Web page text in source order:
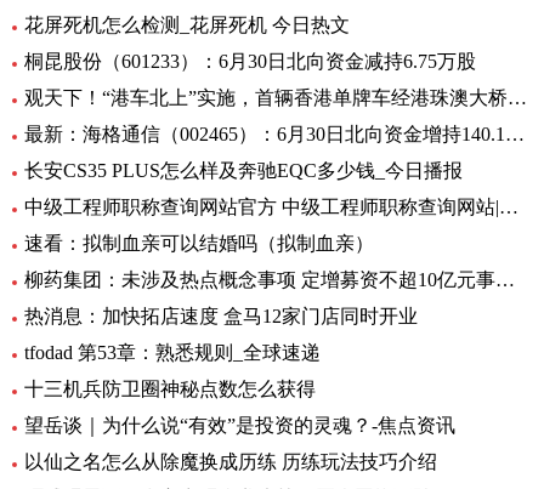
花屏死机怎么检测_花屏死机 今日热文
桐昆股份（601233）：6月30日北向资金减持6.75万股
观天下！“港车北上”实施，首辆香港单牌车经港珠澳大桥入粤
最新：海格通信（002465）：6月30日北向资金增持140.12万股
长安CS35 PLUS怎么样及奔驰EQC多少钱_今日播报
中级工程师职称查询网站官方 中级工程师职称查询网站|世界今日讯
速看：拟制血亲可以结婚吗（拟制血亲）
柳药集团：未涉及热点概念事项 定增募资不超10亿元事项目前处于审核阶段 环球速看
热消息：加快拓店速度 盒马12家门店同时开业
tfodad 第53章：熟悉规则_全球速递
十三机兵防卫圈神秘点数怎么获得
望岳谈｜为什么说“有效”是投资的灵魂？-焦点资讯
以仙之名怎么从除魔换成历练 历练玩法技巧介绍